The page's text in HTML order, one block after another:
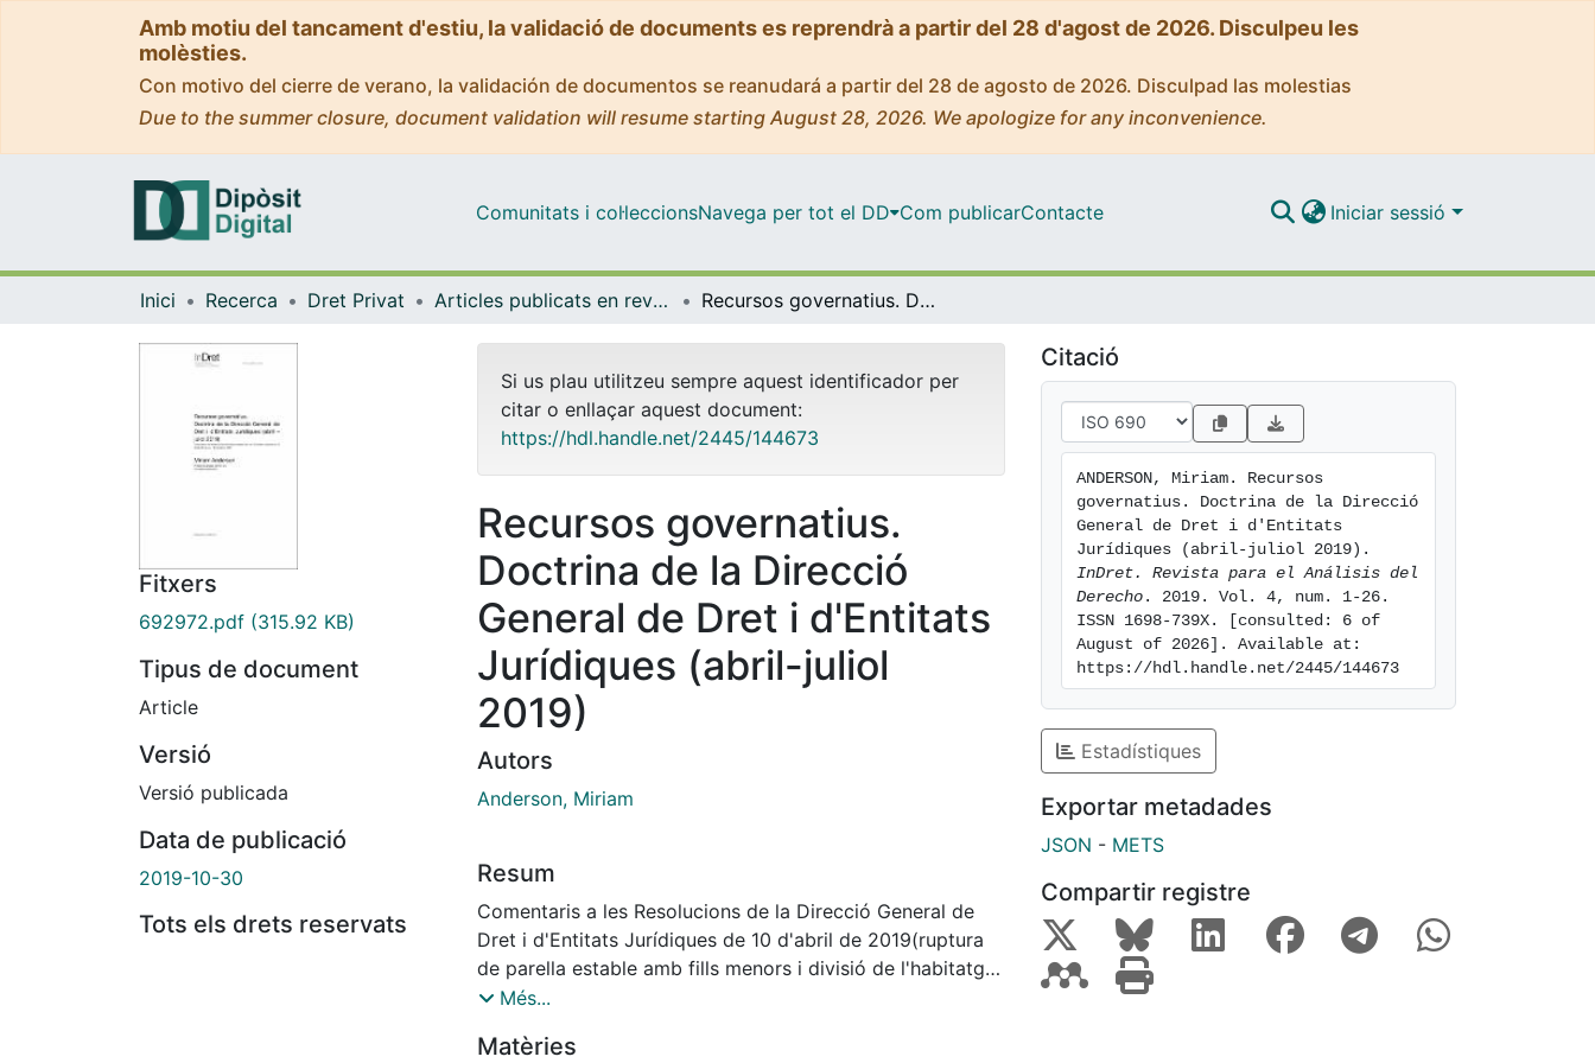
Amb motiu del tancament d'estiu, la validació de documents es reprendrà a partir del 28 d'agost de 2026. Disculpeu les
molèsties.
Con motivo del cierre de verano, la validación de documentos se reanudará a partir del 28 de agosto de 2026. Disculpad las molestias
Due to the summer closure, document validation will resume starting August 28, 2026. We apologize for any inconvenience.
Comunitats i col·leccionsNavega per tot el DD Com publicarContacte Iniciar sessió
Inici Recerca Dret Privat Articles publicats en revistes (Dret Privat) Recursos governatius. Doctrina de la Direcció General de Dret i d'Entitats Jurídiques (abril-juliol 2019)
Fitxers
692972.pdf (315.92 KB)
Tipus de document
Article
Versió
Versió publicada
Data de publicació
2019-10-30
Tots els drets reservats
Si us plau utilitzeu sempre aquest identificador per
citar o enllaçar aquest document:
https://hdl.handle.net/2445/144673
Recursos governatius.
Doctrina de la Direcció
General de Dret i d'Entitats
Jurídiques (abril-juliol
2019)
Autors
Anderson, Miriam
Resum
Comentaris a les Resolucions de la Direcció General de
Dret i d'Entitats Jurídiques de 10 d'abril de 2019(ruptura
de parella estable amb fills menors i divisió de l'habitatge
comú: necessitat d'aprovació judicial), 25 de juny de 2019
d'ús) i 25 de juliol de 2019 (condició resolutòria en
Més...
Matèries
Citació
ANDERSON, Miriam. Recursos
governatius. Doctrina de la Direcció
General de Dret i d'Entitats
InDret. Revista para el Análisis del
Derecho . 2019. Vol. 4, num. 1-26.
ISSN 1698-739X. [consulted: 6 of
August of 2026]. Available at:
https://hdl.handle.net/2445/144673
Estadístiques
Exportar metadades
JSON - METS
Compartir registre